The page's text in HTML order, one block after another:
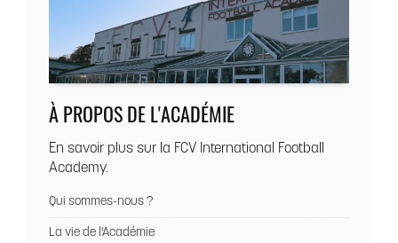
À PROPOS DE L'ACADÉMIE
En savoir plus sur la FCV International Football
Academy.
Qui sommes-nous ?
La vie de l'Académie